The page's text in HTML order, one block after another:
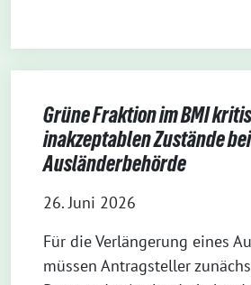
Grüne Fraktion im BMI
inakzeptablen Zustände
Ausländerbehörde
26. Juni 2026
Für die Verlängerung eines
müssen Antragsteller